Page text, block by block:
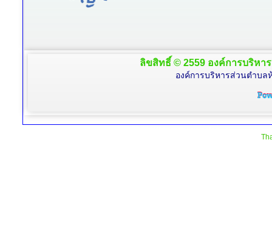
ลิขสิทธิ์ © 2559 องค์การบริหา
องค์การบริหารส่วนตำบล